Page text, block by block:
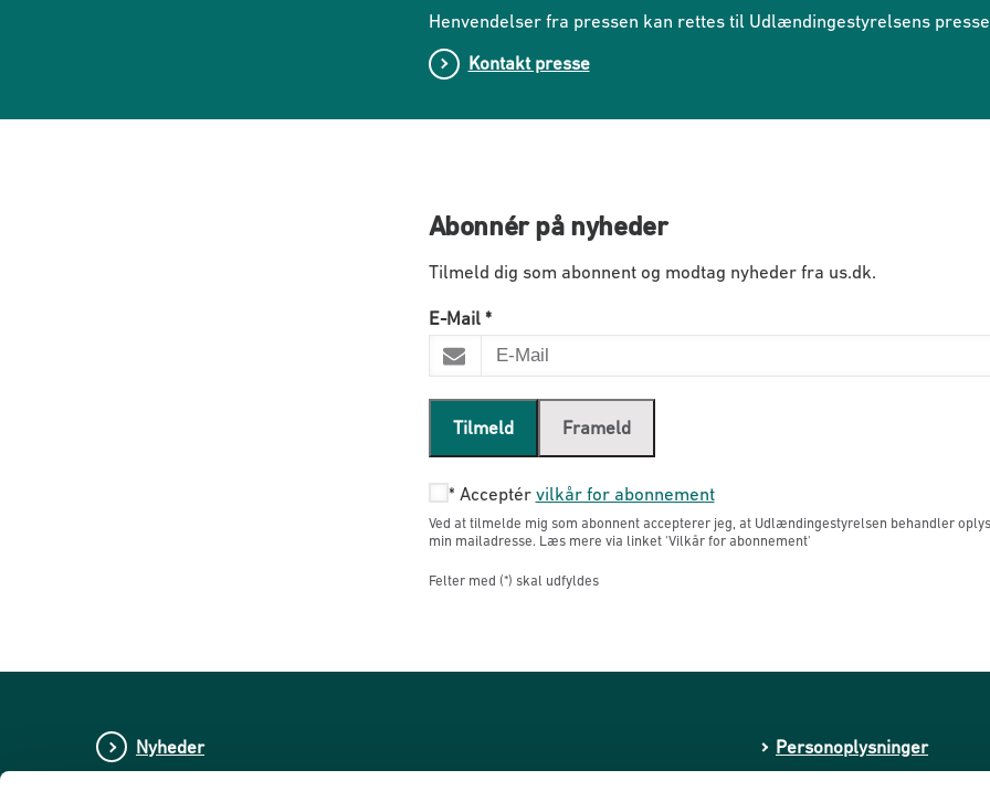
Henvendelser fra pressen kan rettes til Udlændingestyrelsens
Kontakt presse
Abonnér på nyheder
Tilmeld dig som abonnent og modtag nyheder fra us.dk.
E-Mail*
Tilmeld Frameld
* Acceptér vilkår for abonnement
Ved at tilmelde mig som abonnent accepterer jeg, at Udlændingestyrelsen behandler
min mailadresse. Læs mere via linket 'Vilkår for abonnement'
Felter med (*) skal udfyldes
Nyheder
Personoplysninger